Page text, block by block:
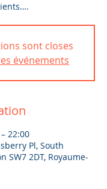
sont closes
événements
22:00
Pl, South
SW7 2DT, Royaume-